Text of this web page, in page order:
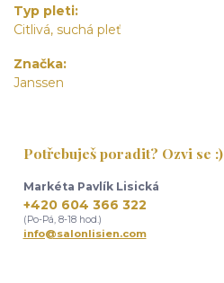
Typ pleti
Citlivá, suchá pleť
Značka
Janssen
Potřebuješ poradit? Ozvi se :)
Markéta Pavlík Lisická
+420 604 366 322
(Po-Pá, 8-18 hod.)
info@salonlisien.com